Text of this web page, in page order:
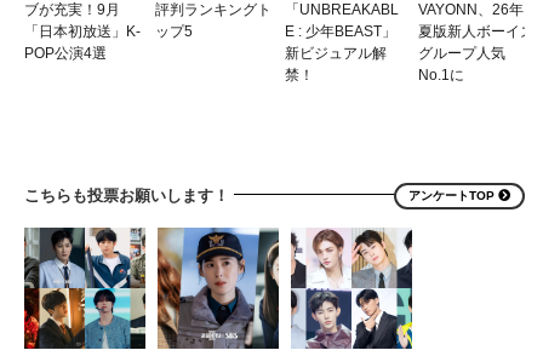
ブが充実！9月
「日本初放送」K-
POP公演4選
評判ランキングト
ップ5
「UNBREAKABL
E : 少年BEAST」
新ビジュアル解
禁！
VAYONN、26年
夏版新人ボーイズ
グループ人気
No.1に
こちらも投票お願いします！ アンケートTOP